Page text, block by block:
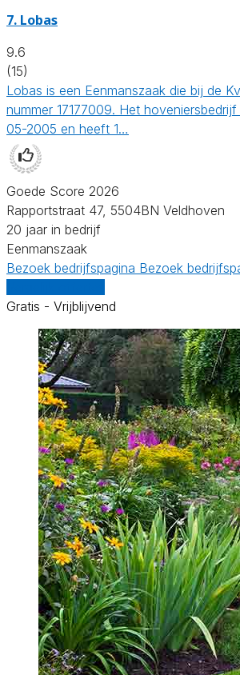
7. Lobas
9.6
(15)
Lobas is een Eenmanszaak die bij de
nummer 17177009. Het
05-2005 en heeft 1…
Goede Score 2026
Rapportstraat 47, 5504BN Veldhoven
20 jaar in bedrijf
Eenmanszaak
Bezoek bedrijfspagina Bezoek
Gratis - Vrijblijvend